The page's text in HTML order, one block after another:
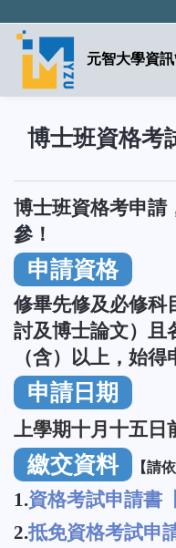
元智大學資
博士班資格考
博士班資格考申請
參！
申請資格
修畢先修及必修科
討及博士論文）且
（含）以上，始得
申請日期
上學期十月十五日
繳交資料 【請
1.資格考試申請書
2.抵免資格考試申